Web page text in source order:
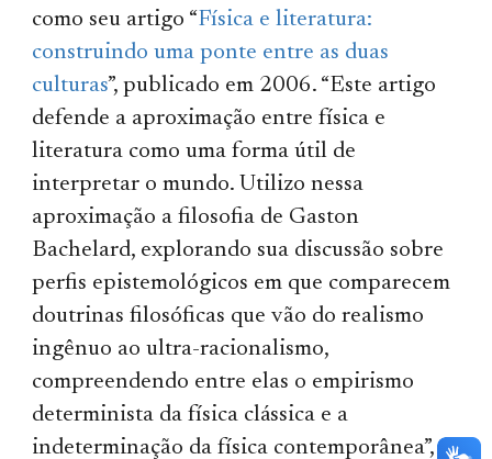
como seu artigo “Física e literatura:
construindo uma ponte entre as duas
culturas”, publicado em 2006. “Este artigo
defende a aproximação entre física e
literatura como uma forma útil de
interpretar o mundo. Utilizo nessa
aproximação a filosofia de Gaston
Bachelard, explorando sua discussão sobre
perfis epistemológicos em que comparecem
doutrinas filosóficas que vão do realismo
ingênuo ao ultra-racionalismo,
compreendendo entre elas o empirismo
determinista da física clássica e a
indeterminação da física contemporânea”,